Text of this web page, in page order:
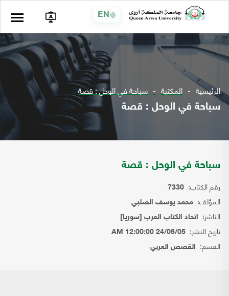
EN
الرئيسية المكتبة سباحة في الوحل : قصة
سباحة في الوحل : قصة
سباحة في الوحل : قصة
رقم الكتاب: 7330
المؤلف: محمد يوسف الصلبي
الناشر: اتحاد الكتاب العرب [سوريا]
تاريخ النشر: 24/06/05 12:00:00 AM
القسم: القصص العربي